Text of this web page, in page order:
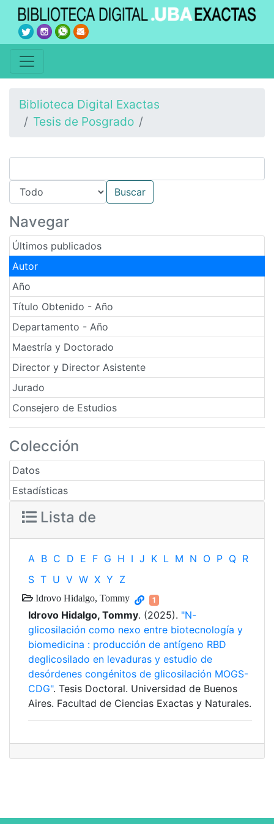
Biblioteca Digital Exactas
Tesis de Posgrado
Navegar
Últimos publicados
Autor
Año
Título Obtenido - Año
Departamento - Año
Maestría y Doctorado
Director y Director Asistente
Jurado
Consejero de Estudios
Colección
Datos
Estadísticas
Lista de
A B C D E F G H I J K L M N O P Q R
S T U V W X Y Z
Idrovo Hidalgo, Tommy 1
Idrovo Hidalgo, Tommy. (2025). "N-
glicosilación como nexo entre biotecnología y
biomedicina : producción de antígeno RBD
deglicosilado en levaduras y estudio de
desórdenes congénitos de glicosilación MOGS-
CDG". Tesis Doctoral. Universidad de Buenos
Aires. Facultad de Ciencias Exactas y Naturales.